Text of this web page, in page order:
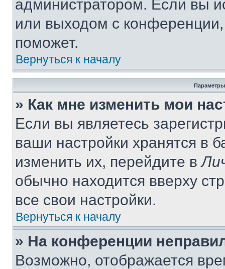
администратором. Если вы
или выходом с
поможет.
Вернуться к началу
Параметры
» Как мне изменить мои
Если вы являетесь
ваши настройки хранятся в
изменить их, перейдите в
обычно находится вверху
все свои настройки.
Вернуться к началу
» На конференции
Возможно, отображается